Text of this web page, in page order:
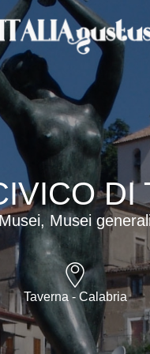
DI
Musei
Taverna - Calabria